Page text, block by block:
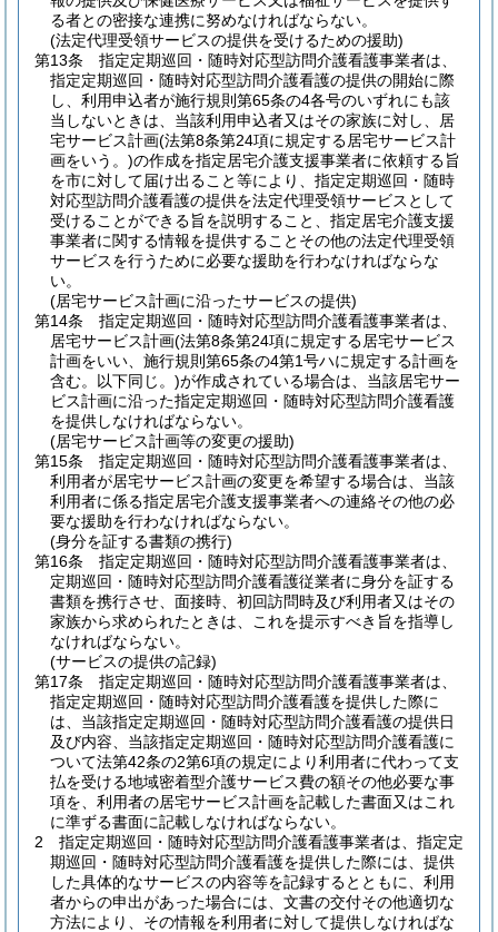
る者との密接な連携に努めなければならない。
(法定代理受領サービスの提供を受けるための援助)
第13条
指定定期巡回・随時対応型訪問介護看護事業者は、
指定定期巡回・随時対応型訪問介護看護の提供の開始に際
し、利用申込者が施行規則第65条の4各号のいずれにも該
当しないときは、当該利用申込者又はその家族に対し、居
宅サービス計画(法第8条第24項に規定する居宅サービス計
画をいう。)の作成を指定居宅介護支援事業者に依頼する旨
を市に対して届け出ること等により、指定定期巡回・随時
対応型訪問介護看護の提供を法定代理受領サービスとして
受けることができる旨を説明すること、指定居宅介護支援
事業者に関する情報を提供することその他の法定代理受領
サービスを行うために必要な援助を行わなければならな
い。
(居宅サービス計画に沿ったサービスの提供)
第14条
指定定期巡回・随時対応型訪問介護看護事業者は、
居宅サービス計画(法第8条第24項に規定する居宅サービス
計画をいい、施行規則第65条の4第1号ハに規定する計画を
含む。以下同じ。)が作成されている場合は、当該居宅サー
ビス計画に沿った指定定期巡回・随時対応型訪問介護看護
を提供しなければならない。
(居宅サービス計画等の変更の援助)
第15条
指定定期巡回・随時対応型訪問介護看護事業者は、
利用者が居宅サービス計画の変更を希望する場合は、当該
利用者に係る指定居宅介護支援事業者への連絡その他の必
要な援助を行わなければならない。
(身分を証する書類の携行)
第16条
指定定期巡回・随時対応型訪問介護看護事業者は、
定期巡回・随時対応型訪問介護看護従業者に身分を証する
書類を携行させ、面接時、初回訪問時及び利用者又はその
家族から求められたときは、これを提示すべき旨を指導し
なければならない。
(サービスの提供の記録)
第17条
指定定期巡回・随時対応型訪問介護看護事業者は、
指定定期巡回・随時対応型訪問介護看護を提供した際に
は、当該指定定期巡回・随時対応型訪問介護看護の提供日
及び内容、当該指定定期巡回・随時対応型訪問介護看護に
ついて法第42条の2第6項の規定により利用者に代わって支
払を受ける地域密着型介護サービス費の額その他必要な事
項を、利用者の居宅サービス計画を記載した書面又はこれ
に準ずる書面に記載しなければならない。
2
指定定期巡回・随時対応型訪問介護看護事業者は、指定定
期巡回・随時対応型訪問介護看護を提供した際には、提供
した具体的なサービスの内容等を記録するとともに、利用
者からの申出があった場合には、文書の交付その他適切な
方法により、その情報を利用者に対して提供しなければな